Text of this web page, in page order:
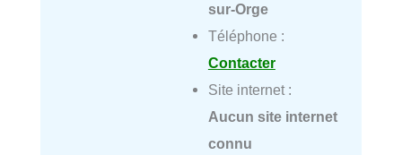
sur-Orge
Téléphone :
Contacter
Site internet :
Aucun site internet
connu